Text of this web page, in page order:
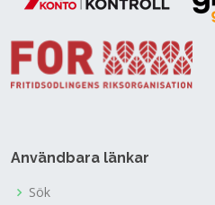
Användbara länkar
Sök